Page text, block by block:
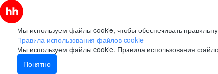
Мы используем файлы cookie, чтобы обеспечивать
Правила использования файлов cookie
Мы используем файлы cookie. Правила использования
Понятно